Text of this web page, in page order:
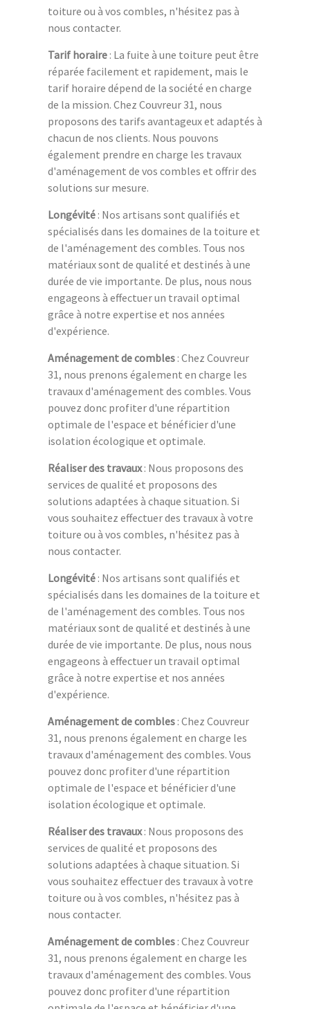
toiture ou à vos combles, n'hésitez pas à
nous contacter.
Tarif horaire : La fuite à une toiture peut être
réparée facilement et rapidement, mais le
tarif horaire dépend de la société en charge
de la mission. Chez Couvreur 31, nous
proposons des tarifs avantageux et adaptés à
chacun de nos clients. Nous pouvons
également prendre en charge les travaux
d'aménagement de vos combles et offrir des
solutions sur mesure.
Longévité : Nos artisans sont qualifiés et
spécialisés dans les domaines de la toiture et
de l'aménagement des combles. Tous nos
matériaux sont de qualité et destinés à une
durée de vie importante. De plus, nous nous
engageons à effectuer un travail optimal
grâce à notre expertise et nos années
d'expérience.
Aménagement de combles : Chez Couvreur
31, nous prenons également en charge les
travaux d'aménagement des combles. Vous
pouvez donc profiter d'une répartition
optimale de l'espace et bénéficier d'une
isolation écologique et optimale.
Réaliser des travaux: Nous proposons des
services de qualité et proposons des
solutions adaptées à chaque situation. Si
vous souhaitez effectuer des travaux à votre
toiture ou à vos combles, n'hésitez pas à
nous contacter.
Longévité : Nos artisans sont qualifiés et
spécialisés dans les domaines de la toiture et
de l'aménagement des combles. Tous nos
matériaux sont de qualité et destinés à une
durée de vie importante. De plus, nous nous
engageons à effectuer un travail optimal
grâce à notre expertise et nos années
d'expérience.
Aménagement de combles : Chez Couvreur
31, nous prenons également en charge les
travaux d'aménagement des combles. Vous
pouvez donc profiter d'une répartition
optimale de l'espace et bénéficier d'une
isolation écologique et optimale.
Réaliser des travaux: Nous proposons des
services de qualité et proposons des
solutions adaptées à chaque situation. Si
vous souhaitez effectuer des travaux à votre
toiture ou à vos combles, n'hésitez pas à
nous contacter.
Aménagement de combles : Chez Couvreur
31, nous prenons également en charge les
travaux d'aménagement des combles. Vous
pouvez donc profiter d'une répartition